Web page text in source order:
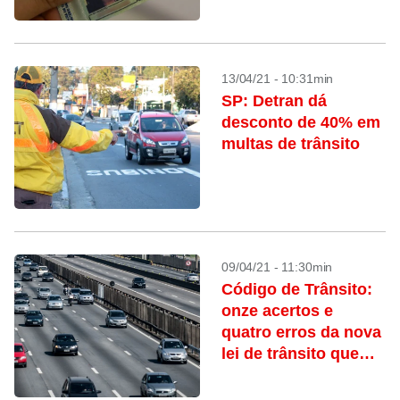
13/04/21 - 10:31min
SP: Detran dá
desconto de 40% em
multas de trânsito
09/04/21 - 11:30min
Código de Trânsito:
onze acertos e
quatro erros da nova
lei de trânsito que